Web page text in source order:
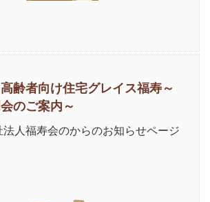
齢者向け住宅グレイス福寿～
のご案内～
人福寿会のからのお知らせページ